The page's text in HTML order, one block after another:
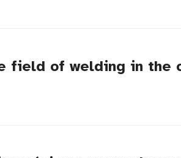
field of welding in